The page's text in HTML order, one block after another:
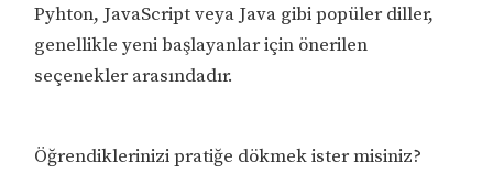
Pyhton, JavaScript veya Java gibi popüler diller,
genellikle yeni başlayanlar için önerilen
seçenekler arasındadır.
Öğrendiklerinizi pratiğe dökmek ister misiniz?